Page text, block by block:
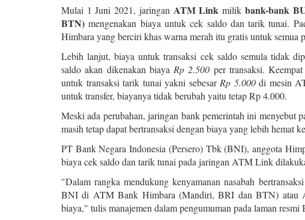
Mulai 1 Juni 2021, jaringan ATM Link milik bank-bank
BTN) mengenakan biaya untuk cek saldo dan tarik tunai.
Himbara yang berciri khas warna merah itu gratis untuk
Lebih lanjut, biaya untuk transaksi cek saldo semula tidak
saldo akan dikenakan biaya Rp 2.500 per transaksi.
untuk transaksi tarik tunai yakni sebesar Rp 5.000di mesin
untuk transfer, biayanya tidak berubah yaitu tetap Rp 4.000.
Meski ada perubahan, jaringan bank pemerintah ini menyebut
masih tetap dapat bertransaksi dengan biaya yang lebih hemat
PT Bank Negara Indonesia (Persero) Tbk (BNI), anggota
biaya cek saldo dan tarik tunai pada jaringan ATM Link
"Dalam rangka mendukung kenyamanan nasabah
BNI di ATM Bank Himbara (Mandiri, BRI dan BTN) atau
biaya," tulis manajemen dalam pengumuman pada laman